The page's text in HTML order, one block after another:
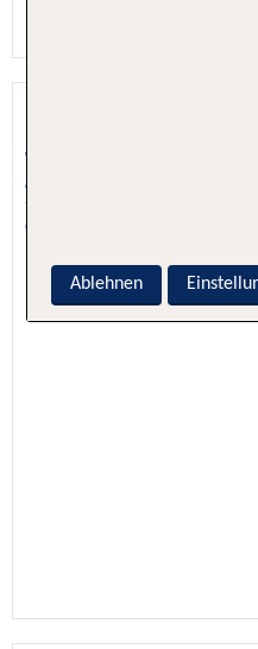
Jimbaran Ba...
Jimbaran, Indonesien:
6.0 - 100 % Weiterempfehlung
Ablehnen